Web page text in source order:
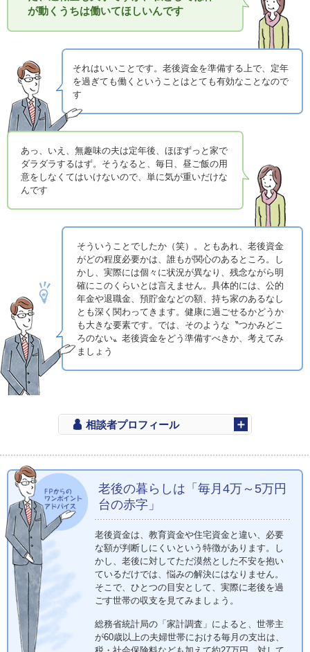
が動くうちは働いてほしいんです
それはいいことです。老後資金を準備する上で、定年
を過ぎても働くということはとても有効なことなので
す
あっ、いえ、無趣味の夫は定年後、ほぼずっと家で
ダラダラするはず。そうなると、毎日、昼ご飯の用
意をしなくてはいけないので、単に気が重いだけな
んです
そういうことでしたか（笑）。ともあれ、老後資金
がどの程度必要かは、誰もが関心のあるところ。し
かし、実際には個々に状況が異なり、残念ながら明
確にこのくらいとは言えません。具体的には、公的
年金や退職金、預貯金などの額、持ち家のあるなし
とも深く関わってきます。健康に過ごせるかどうか
も大きな要素です。では、そのような〝つかみどこ
ろのない〟老後資金をどう準備すべきか、考えてみ
ましょう
相談者プロフィール
老後の暮らしは「毎月4万～5万円
台の赤字」
老後資金は、教育資金や住宅資金と違い、必要
な額が判断しにくいという特徴があります。し
かし、老後に対してただ漠然とした不安を抱い
ているだけでは、悩みの解決にはなりません。
そこで、ひとつの目安として、実際に老後を過
ごす世帯の収支を見てみましょう。
総務省統計局の「家計調査」によると、世帯主
が60歳以上の夫婦世帯における毎月の支出は、